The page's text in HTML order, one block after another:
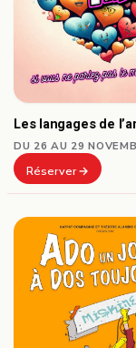
Les langages de
DU 26 AU 29
Réserver